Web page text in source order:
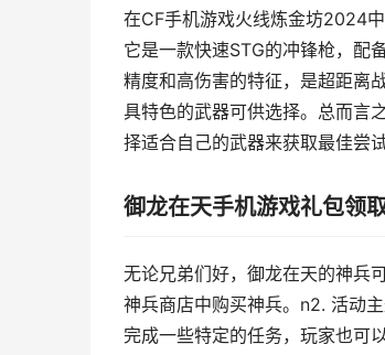
在CF手机游戏火线炼金坊2024
它是一款快速STG的冲锋枪，配
精度和高伤害的特征，是超距离
具特色的武器可供选择。总而言
择适合自己的武器来获取最佳尝试
御龙在天手机游戏礼包领
无论兄弟们好，御龙在天的神兵
神兵商店中购买神兵。n2. 活动
完成一些特定的任务，玩家也可